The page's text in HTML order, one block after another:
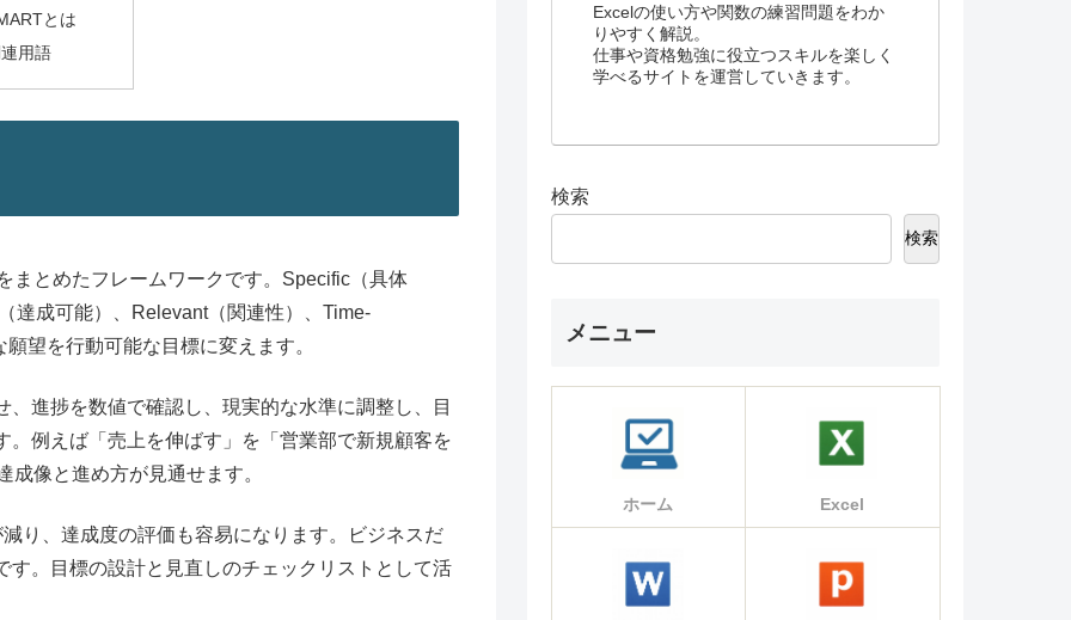
とは
用語
まとめたフレームワークです。Specific（具体
達成可能）、Relevant（関連性）、Time-
望を行動可能な目標に変えます。
進捗を数値で確認し、現実的な水準に調整し、目
例えば「売上を伸ばす」を「営業部で新規顧客を
像と進め方が見通せます。
り、達成度の評価も容易になります。ビジネスだ
。目標の設計と見直しのチェックリストとして活
Excelの使い方や関数の練習問題をわか
りやすく解説。
仕事や資格勉強に役立つスキルを楽しく
学べるサイトを運営していきます。
検索
検索
メニュー
ホーム Excel